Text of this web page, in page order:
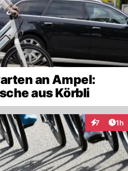
an Ampel:
aus Körbli
7 1h